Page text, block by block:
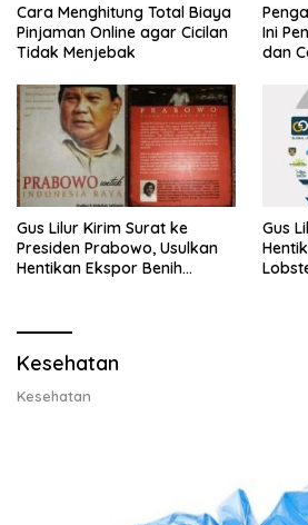
Cara Menghitung Total Biaya
Pinjaman Online agar Cicilan
Tidak Menjebak
Ini
dan
Gus Lilur Kirim Surat ke
Presiden Prabowo, Usulkan
Hentikan Ekspor Benih
Gus
Kesehatan
Kesehatan